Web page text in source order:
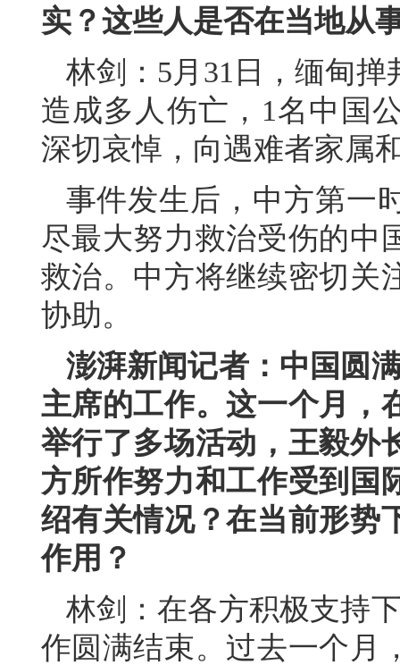
实？这些人是否在当地从
林剑：5月31日，缅甸
造成多人伤亡，1名中国
深切哀悼，向遇难者家属
事件发生后，中方第一
尽最大努力救治受伤的中
救治。中方将继续密切关
协助。
澎湃新闻记者：中国圆
主席的工作。这一个月，
举行了多场活动，王毅外
方所作努力和工作受到国
绍有关情况？在当前形势
作用？
林剑：在各方积极支持
作圆满结束。过去一个月